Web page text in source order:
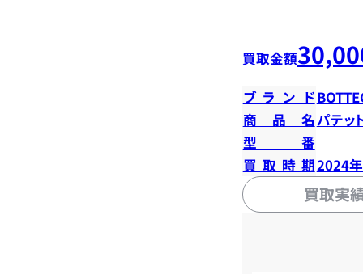
買取金額
ブランド
商品名 パテッ
型番
買取時期2024
買取実